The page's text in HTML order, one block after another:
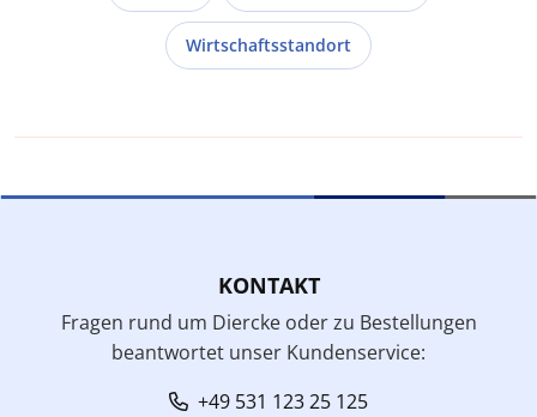
Wirtschaftsstandort
KONTAKT
Fragen rund um Diercke oder zu Bestellungen
beantwortet unser Kundenservice:
+49 531 123 25 125